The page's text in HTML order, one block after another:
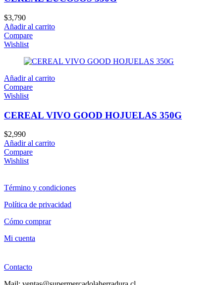
$3,790
Añadir al carrito
Compare
Wishlist
Añadir al carrito
Compare
Wishlist
CEREAL VIVO GOOD HOJUELAS 350G
$2,990
Añadir al carrito
Compare
Wishlist
Término y condiciones
Política de privacidad
Cómo comprar
Mi cuenta
Contacto